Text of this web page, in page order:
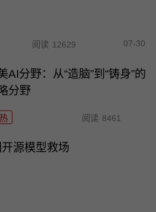
阅读 12629 07-30
AI分野：从“造脑”到“铸身”的
分野
阅读 8461
源模型救场